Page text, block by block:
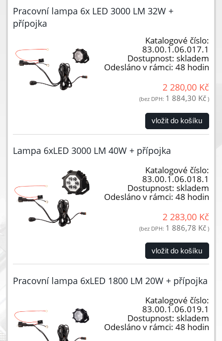
Pracovní lampa 6x LED 3000 LM 32W +
přípojka
Katalogové číslo:
83.00.1.06.017.1
Dostupnost: skladem
Odesláno v rámci: 48 hodin
2 280,00 Kč
(bez DPH: 1 884,30 Kč )
vložit do košíku
Lampa 6xLED 3000 LM 40W + přípojka
Katalogové číslo:
83.00.1.06.018.1
Dostupnost: skladem
Odesláno v rámci: 48 hodin
2 283,00 Kč
(bez DPH: 1 886,78 Kč )
vložit do košíku
Pracovní lampa 6xLED 1800 LM 20W + přípojka
Katalogové číslo:
83.00.1.06.019.1
Dostupnost: skladem
Odesláno v rámci: 48 hodin